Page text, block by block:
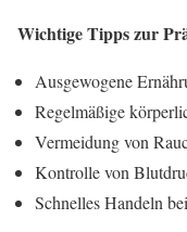
Wichtige Tipps zur
Ausgewogene
Regelmäßige
Vermeidung von
Kontrolle von
Schnelles Handeln